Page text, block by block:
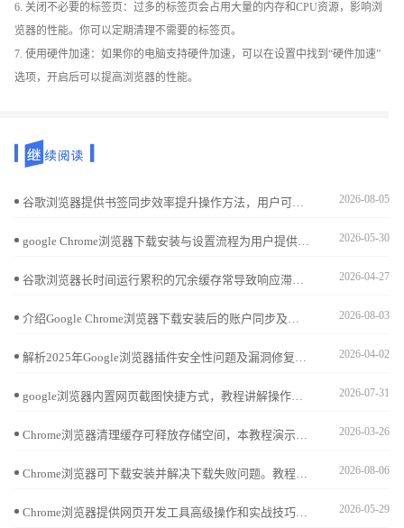
6. 关闭不必要的标签页：过多的标签页会占用大量的内存和CPU资源，影响浏
览器的性能。你可以定期清理不需要的标签页。
7. 使用硬件加速：如果你的电脑支持硬件加速，可以在设置中找到“硬件加速”
选项，开启后可以提高浏览器的性能。
谷歌浏览器提供书签同步效率提升操作方法，用户可以快速同步收藏内容，实现多设备高效管理，提高收藏查找速度和使用便利性。 2026-08-05
google Chrome浏览器下载安装与设置流程为用户提供详细教学指导。操作直观易学，帮助快速完成设置，同时保证浏览器稳定性和功能完整，提升整体使用效率。 2026-05-30
谷歌浏览器长时间运行累积的冗余缓存常导致响应滞后。详细解析开启自动清理策略后的性能变化，通过实战演示释放存储空间与提升软件冷启动速度的平衡点，为您推荐最科学的管理方案，确保浏览器在长期使用中依然保持响应灵敏，提升交互反馈质感。 2026-04-27
介绍Google Chrome浏览器下载安装后的账户同步及安全设置流程，保障多设备数据安全和隐私保护。 2026-08-03
解析2025年Google浏览器插件安全性问题及漏洞修复措施，保障插件安全稳定使用。 2026-04-02
google浏览器内置网页截图快捷方式，教程讲解操作方法与应用场景，帮助用户快速保存所需内容，用于学习、分享或资料整理，提升使用效率。 2026-07-31
Chrome浏览器清理缓存可释放存储空间，本教程演示操作方法并分析清理前后的网页加载差异，帮助用户平衡性能与速度，保持流畅浏览体验。 2026-03-26
Chrome浏览器可下载安装并解决下载失败问题。教程指导用户快速恢复下载，提高操作便捷性，实现高效顺畅使用体验。 2026-08-06
Chrome浏览器提供网页开发工具高级操作和实战技巧，教程讲解方法，帮助开发者优化调试流程，提高网页开发效率。 2026-05-29